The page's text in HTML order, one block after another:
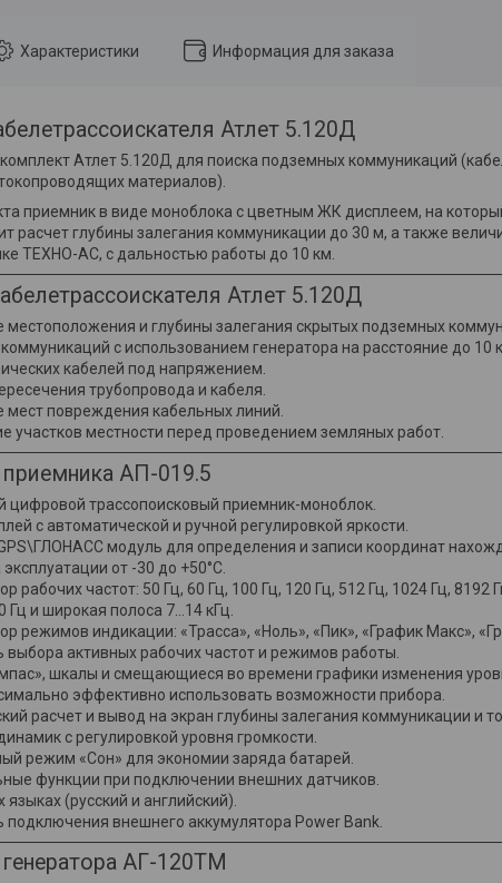
Характеристики Информация для заказа
Атлет 5.120Д
Атлет 5.120Д для поиска подземных коммуникаций
материалов).
приемник в виде моноблока с цветным ЖК дисплеем, на
расчет глубины залегания коммуникации до 30 м, а также
ТЕХНО-АС, с дальностью работы до 10 км.
Атлет 5.120Д
и глубины залегания скрытых подземных
с использованием генератора на расстояние до 10
кабелей под напряжением.
трубопровода и кабеля.
повреждения кабельных линий.
участков местности перед проведением земляных работ.
АП-019.5
цифровой трассопоисковый приемник-моноблок.
с автоматической и ручной регулировкой яркости.
модуль для определения и записи координат
от -30 до +50°С.
рабочих частот: 50 Гц, 60 Гц, 100 Гц, 120 Гц, 512 Гц, 1024 Гц,
Гц и широкая полоса 7...14 кГц.
режимов индикации: «Трасса», «Ноль», «Пик», «График Макс»,
выбора активных рабочих частот и режимов работы.
шкалы и смещающиеся во времени графики изменения
эффективно использовать возможности прибора.
расчет и вывод на экран глубины залегания коммуникации и
с регулировкой уровня громкости.
режим «Сон» для экономии заряда батарей.
функции при подключении внешних датчиков.
(русский и английский).
подключения внешнего аккумулятора Power Bank.
АГ-120ТМ